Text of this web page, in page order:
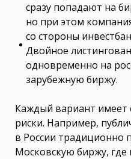
сразу попадают на
но при этом
со стороны
Двойное
одновременно на
зарубежную биржу.
Каждый вариант имеет
риски. Например,
в России традиционно
Московскую биржу,